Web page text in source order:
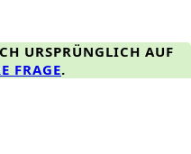
URSPRÜNGLICH AUF
FRAGE.